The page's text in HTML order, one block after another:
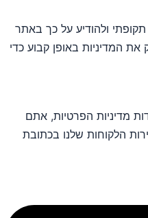
ולהודיע על כך באתר
המדיניות באופן קבוע כדי
מדיניות הפרטיות, אתם
הלקוחות שלנו בכתובת